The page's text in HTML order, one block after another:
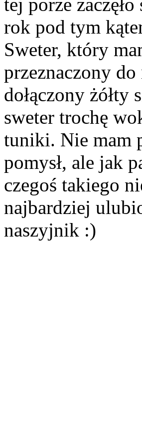
tej porze
rok pod tym
Sweter, który
przeznaczony
dołączony
sweter trochę
tuniki. Nie mam
pomysł, ale jak
czegoś takiego
najbardziej
naszyjnik :)